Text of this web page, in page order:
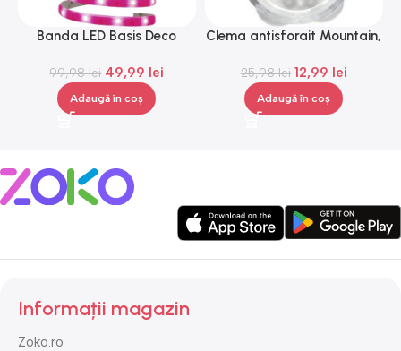
Banda LED Basis Deco
cm
99,98lei 49,99 lei
Adaugă în coș
Clema antisforait Mountain,
25,98lei 12,99 lei
Adaugă în coș
Informații magazin
Zoko.ro